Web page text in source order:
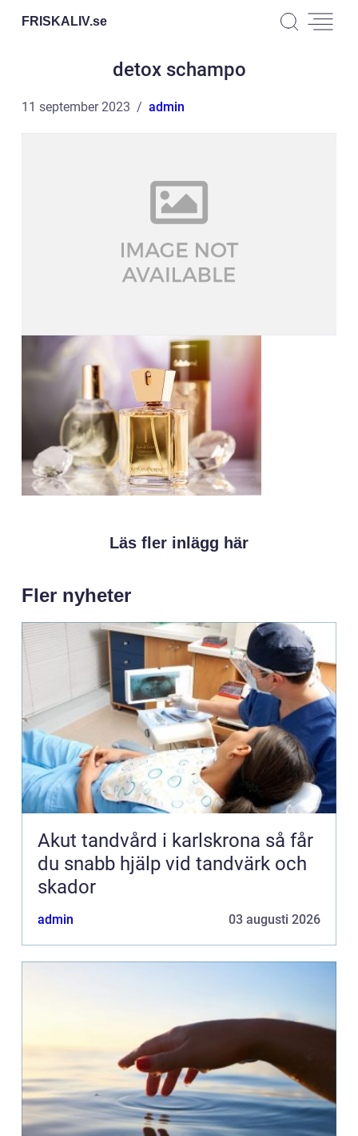
FRISKALIV.se
detox schampo
11 september 2023 admin
Läs fler inlägg här
Fler nyheter
Akut tandvård i karlskrona så får
du snabb hjälp vid tandvärk och
skador
admin 03 augusti 2026